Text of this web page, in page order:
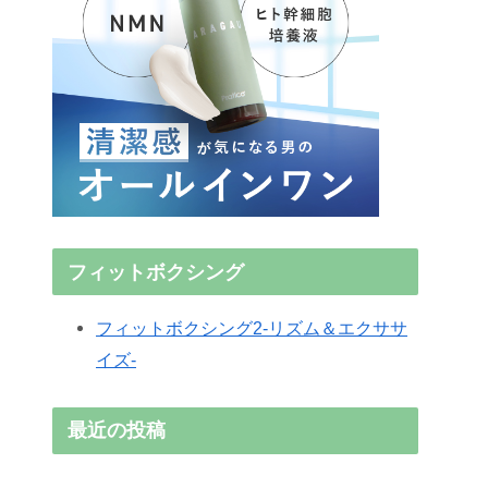
フィットボクシング
フィットボクシング2-リズム＆エクササ
イズ-
最近の投稿